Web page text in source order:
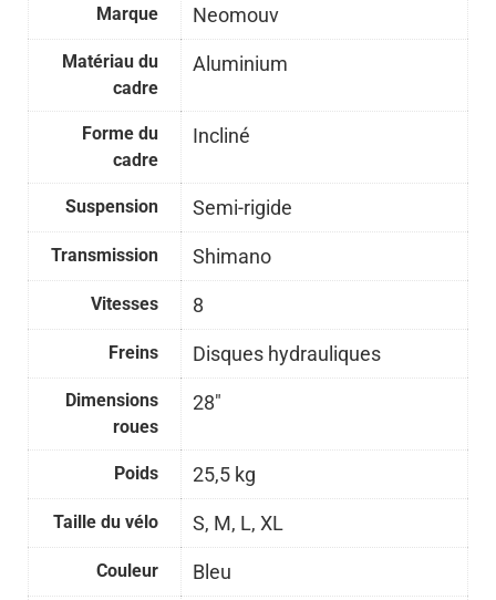
Marque Neomouv
Matériau du
cadre
Aluminium
Forme du
cadre
Incliné
Suspension Semi-rigide
Transmission Shimano
Vitesses 8
Freins Disques hydrauliques
Dimensions
roues
28"
Poids 25,5 kg
Taille du vélo S, M, L, XL
Couleur Bleu